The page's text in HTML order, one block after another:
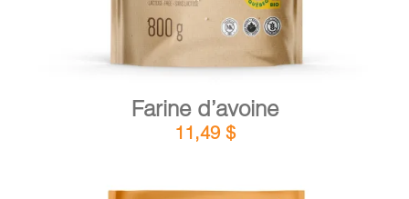
Farine d’avoine
11,49 $